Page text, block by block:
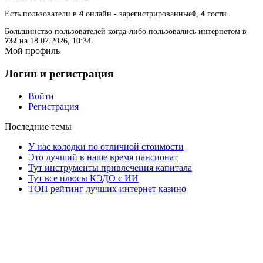
Есть пользователи в 4 онлайн - зарегистрированные0, 4 гости.
Большинство пользователей когда-либо пользовались интернетом в
732 на 18.07.2026, 10:34.
Мой профиль
Логин и регистрация
Войти
Регистрация
Последние темы
У нас колодки по отличной стоимости
Это лучший в наше время пансионат
Тут инструменты привлечения капитала
Тут все плюсы КЭДО с ИИ
ТОП рейтинг лучших интернет казино